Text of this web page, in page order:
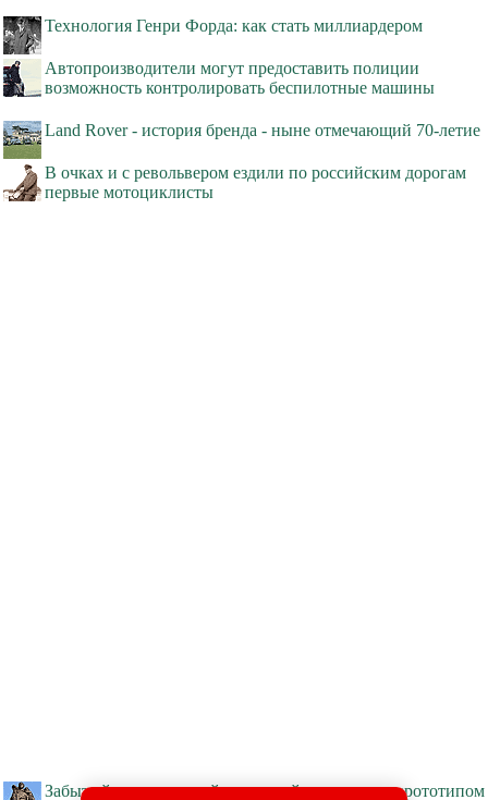
Технология Генри Форда: как стать миллиардером
Автопроизводители могут предоставить полиции
возможность контролировать беспилотные машины
Land Rover - история бренда - ныне отмечающий 70-летие
В очках и с револьвером ездили по российским дорогам
первые мотоциклисты
Забытый подвиг: какой советский солдат стал прототипом